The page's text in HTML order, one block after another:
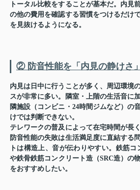
トータル比較をすることが基本だ。内見
の他の費用を確認する習慣をつけるだけ
を見抜けるようになる。
② 防音性能を「内見の静けさ
内見は日中に行うことが多く、周辺環境
スが非常に多い。隣室・上階の生活音に
隣施設（コンビニ・24時間ジムなど）の
けでは判断できない。
テレワークの普及によって在宅時間が長
防音性能の失敗は生活満足度に直結する
トは構造上、音が伝わりやすい。鉄筋コ
や鉄骨鉄筋コンクリート造（SRC造）の
をおすすめしたい。